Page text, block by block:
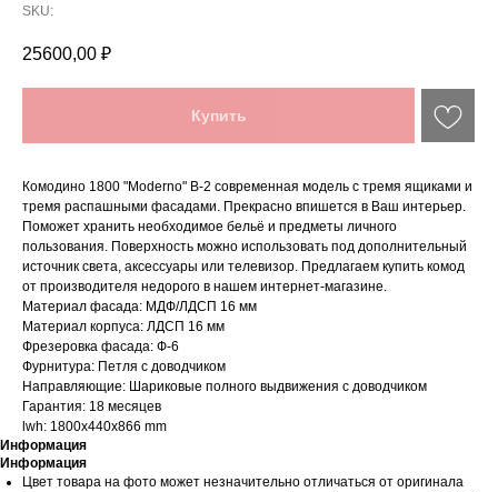
SKU:
25600,00 ₽
Купить
Комодино 1800 "Moderno" В-2 современная модель с тремя ящиками и
тремя распашными фасадами. Прекрасно впишется в Ваш интерьер.
Поможет хранить необходимое бельё и предметы личного
пользования. Поверхность можно использовать под дополнительный
источник света, аксессуары или телевизор. Предлагаем купить комод
от производителя недорого в нашем интернет-магазине.
Материал фасада: МДФ/ЛДСП 16 мм
Материал корпуса: ЛДСП 16 мм
Фрезеровка фасада: Ф-6
Фурнитура: Петля с доводчиком
Направляющие: Шариковые полного выдвижения с доводчиком
Гарантия: 18 месяцев
lwh: 1800x440x866 mm
Информация
Информация
Цвет товара на фото может незначительно отличаться от оригинала